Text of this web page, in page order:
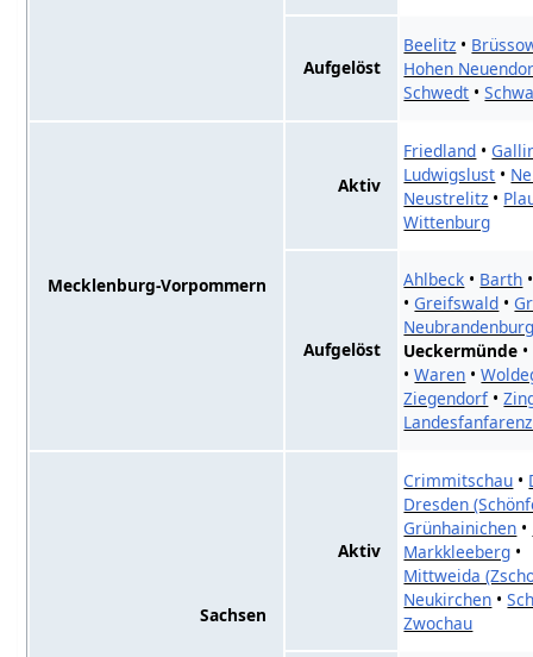
Aufgelöst
Beelitz •
Hohen
Schwedt •
Mecklenburg-Vorpommern
Aktiv
Friedland •
Ludwigslust •
Neustrelitz •
Wittenburg
Aufgelöst
Ahlbeck • Barth
•Greifswald •
Ueckermünde •
•Waren •
Ziegendorf•
Sachsen
Aktiv
Crimmitschau •
Dresden
Grünhainichen •
Markkleeberg •
Mittweida
Neukirchen •
Zwochau